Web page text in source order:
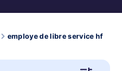
employe de libre service hf